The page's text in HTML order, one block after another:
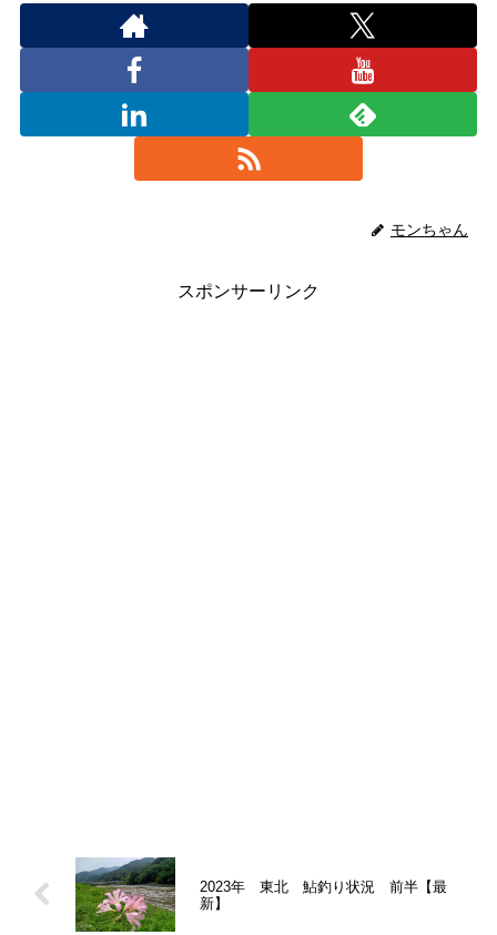
モンちゃん
スポンサーリンク
2023年 東北 鮎釣り状況 前半【最
新】